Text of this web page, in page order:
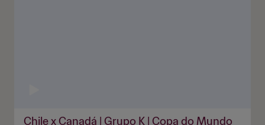
Chile x Canadá | Grupo K | Copa do Mundo